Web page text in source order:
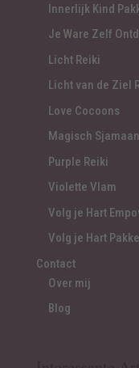
Innerlijk Kind
Je Ware Zelf
Licht Reiki
Licht van de Ziel
Love Cocoons
Magisch
Purple Reiki
Violette Vlam
Volg je Hart
Volg je Hart
Contact
Over mij
Blog